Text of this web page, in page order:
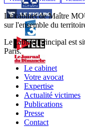
Le cabinet de Maître
sur l'ensemble du
Le cabinet principal est
Paris.
Le cabinet
Votre avocat
Expertise
Actualité victimes
Publications
Presse
Contact